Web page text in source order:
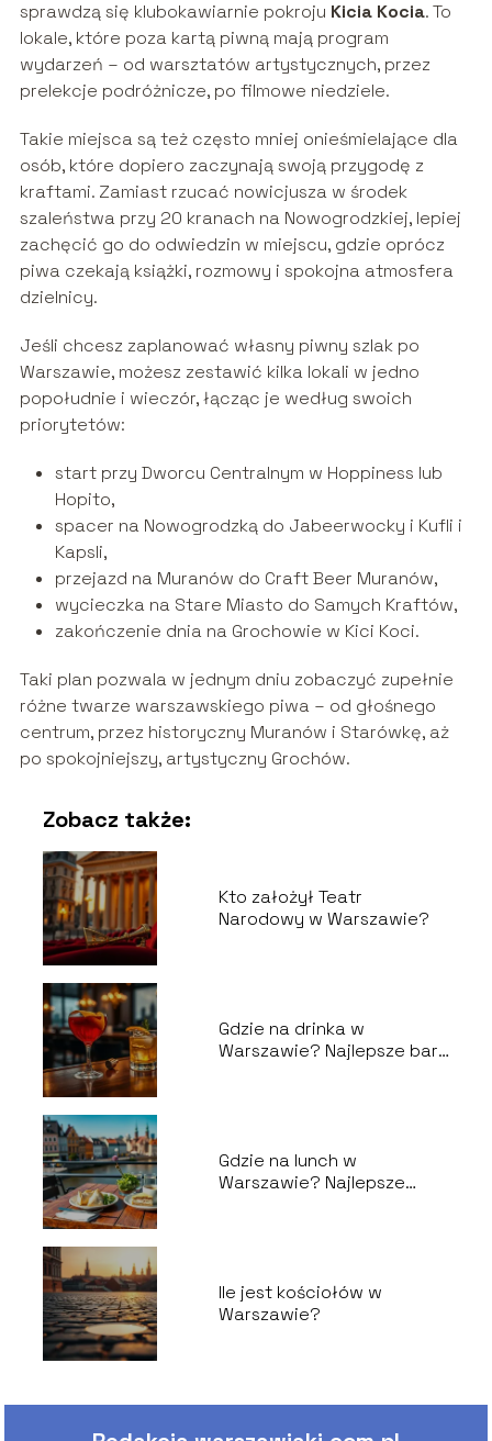
sprawdzą się klubokawiarnie pokroju Kicia Kocia. To
lokale, które poza kartą piwną mają program
wydarzeń – od warsztatów artystycznych, przez
prelekcje podróżnicze, po filmowe niedziele.
Takie miejsca są też często mniej onieśmielające dla
osób, które dopiero zaczynają swoją przygodę z
kraftami. Zamiast rzucać nowicjusza w środek
szaleństwa przy 20 kranach na Nowogrodzkiej, lepiej
zachęcić go do odwiedzin w miejscu, gdzie oprócz
piwa czekają książki, rozmowy i spokojna atmosfera
dzielnicy.
Jeśli chcesz zaplanować własny piwny szlak po
Warszawie, możesz zestawić kilka lokali w jedno
popołudnie i wieczór, łącząc je według swoich
priorytetów:
start przy Dworcu Centralnym w Hoppiness lub
Hopito,
spacer na Nowogrodzką do Jabeerwocky i Kufli i
Kapsli,
przejazd na Muranów do Craft Beer Muranów,
wycieczka na Stare Miasto do Samych Kraftów,
zakończenie dnia na Grochowie w Kici Koci.
Taki plan pozwala w jednym dniu zobaczyć zupełnie
różne twarze warszawskiego piwa – od głośnego
centrum, przez historyczny Muranów i Starówkę, aż
po spokojniejszy, artystyczny Grochów.
Zobacz także:
Kto założył Teatr
Narodowy w Warszawie?
Gdzie na drinka w
Warszawie? Najlepsze bary
Gdzie na lunch w
Warszawie? Najlepsze
Ile jest kościołów w
Warszawie?